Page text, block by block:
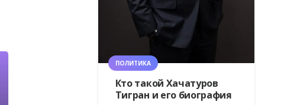
ПОЛИТИКА
Кто такой Хачатуров
Тигран и его биография